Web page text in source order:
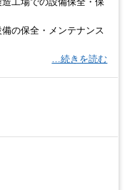
の保全・メンテナンス
…続きを読む